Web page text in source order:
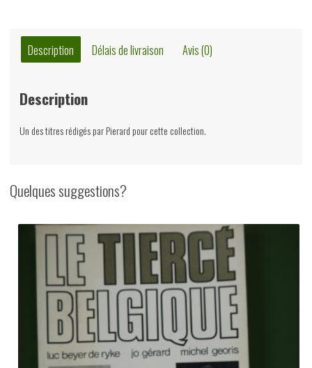
Sikkel,
1949
Description Délais de livraison Avis (0)
Description
Un des titres rédigés par Pierard pour cette collection.
Quelques suggestions?